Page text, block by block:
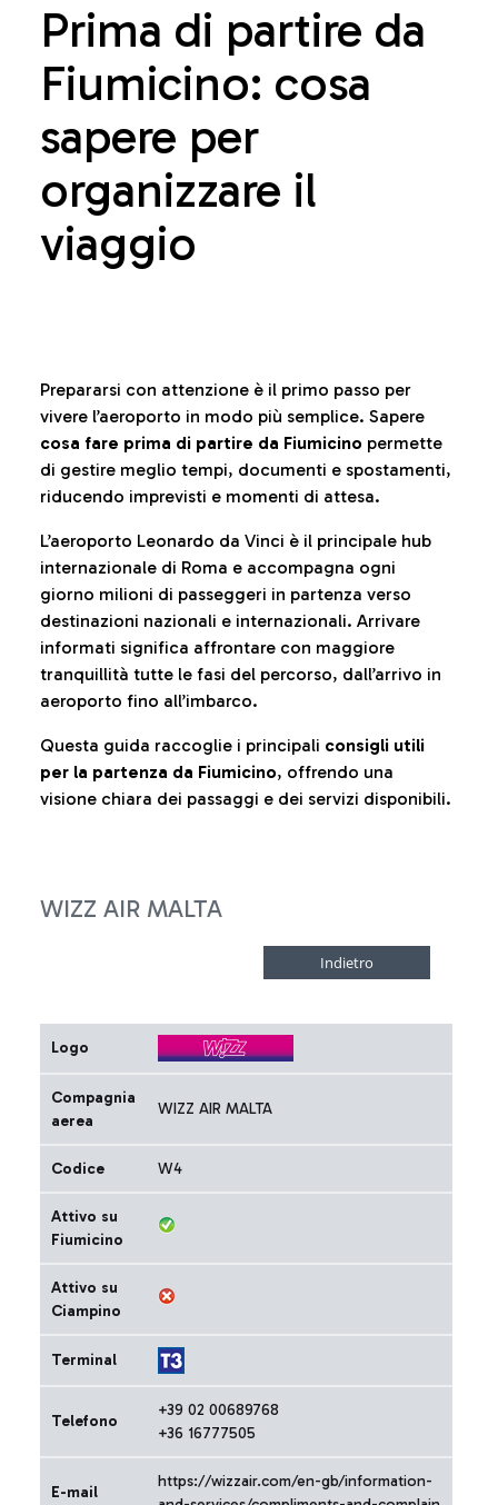
Prima di partire da
Fiumicino: cosa
sapere per
organizzare il
viaggio
Prepararsi con attenzione è il primo passo per
vivere l’aeroporto in modo più semplice. Sapere
cosa fare prima di partire da Fiumicino permette
di gestire meglio tempi, documenti e spostamenti,
riducendo imprevisti e momenti di attesa.
L’aeroporto Leonardo da Vinci è il principale hub
internazionale di Roma e accompagna ogni
giorno milioni di passeggeri in partenza verso
destinazioni nazionali e internazionali. Arrivare
informati significa affrontare con maggiore
tranquillità tutte le fasi del percorso, dall’arrivo in
aeroporto fino all’imbarco.
Questa guida raccoglie i principali consigli utili
per la partenza da Fiumicino, offrendo una
visione chiara dei passaggi e dei servizi disponibili.
WIZZ AIR MALTA
Logo
Compagnia
aerea
WIZZ AIR MALTA
Codice W4
Attivo su
Fiumicino
Attivo su
Ciampino
Terminal
Telefono
+39 02 00689768
+36 16777505
E-mail
https://wizzair.com/en-gb/information-